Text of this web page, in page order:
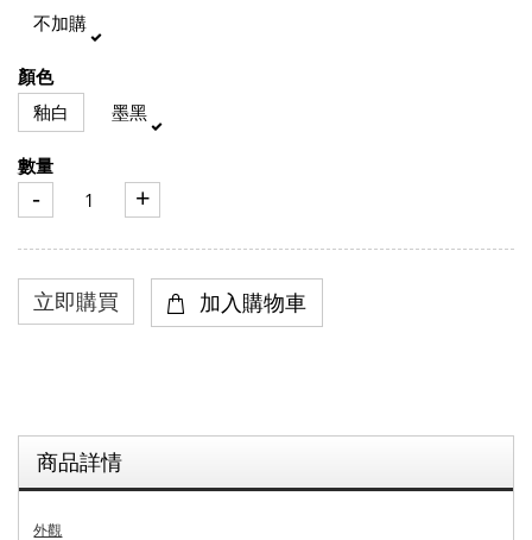
不加購
顏色
釉白
墨黑
數量
- +
商品詳情
外觀